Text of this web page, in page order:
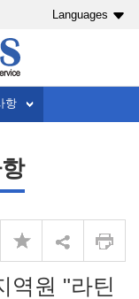
Languages
항
역원 "라틴